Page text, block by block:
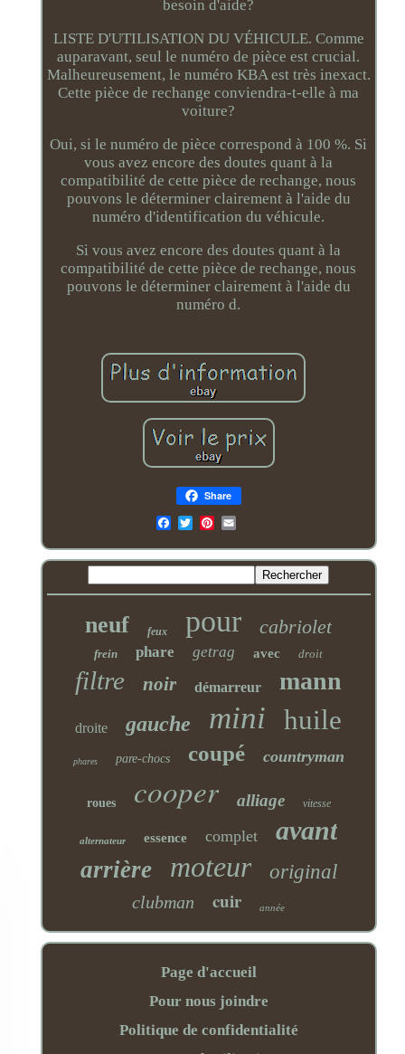
besoin d'aide?
LISTE D'UTILISATION DU VÉHICULE. Comme
auparavant, seul le numéro de pièce est crucial.
Malheureusement, le numéro KBA est très inexact.
Cette pièce de rechange conviendra-t-elle à ma
voiture?
Oui, si le numéro de pièce correspond à 100 %. Si
vous avez encore des doutes quant à la
compatibilité de cette pièce de rechange, nous
pouvons le déterminer clairement à l'aide du
numéro d'identification du véhicule.
Si vous avez encore des doutes quant à la
compatibilité de cette pièce de rechange, nous
pouvons le déterminer clairement à l'aide du
numéro d.
Share
Email
neuf feux pour cabriolet
frein phare getrag avec droit
filtre noir démarreur mann
droite gauche mini huile
phares pare-chocs coupé countryman
roues cooper alliage vitesse
alternateur essence complet avant
arrière moteur original
clubman cuir année
Page d'accueil
Pour nous joindre
Politique de confidentialité